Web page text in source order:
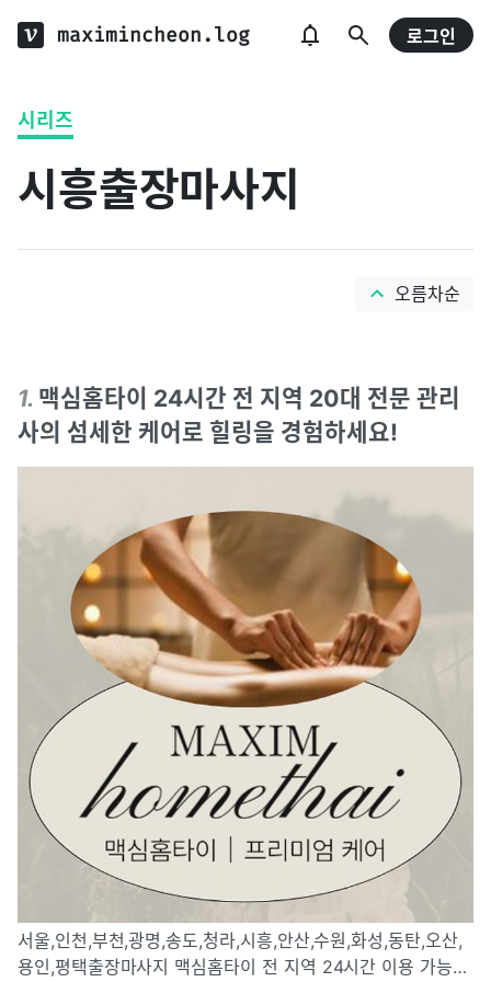
maximincheon.log 로그인
시리즈
시흥출장마사지
오름차순
1. 맥심홈타이 24시간 전 지역 20대 전문 관리
사의 섬세한 케어로 힐링을 경험하세요!
서울,인천,부천,광명,송도,청라,시흥,안산,수원,화성,동탄,오산,
용인,평택출장마사지 맥심홈타이 전 지역 24시간 이용 가능하